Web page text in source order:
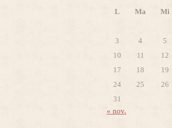
L Ma Mi
3
4 5
10
11 12
17
18 19
24
25 26
31
« nov.